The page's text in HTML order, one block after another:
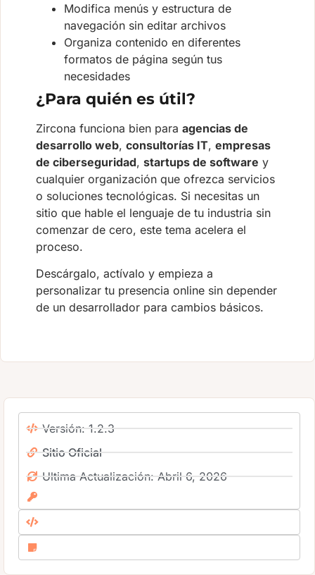
Modifica menús y estructura de
navegación sin editar archivos
Organiza contenido en diferentes
formatos de página según tus
necesidades
¿Para quién es útil?
Zircona funciona bien para agencias de
desarrollo web, consultorías IT, empresas
de ciberseguridad, startups de software y
cualquier organización que ofrezca servicios
o soluciones tecnológicas. Si necesitas un
sitio que hable el lenguaje de tu industria sin
comenzar de cero, este tema acelera el
proceso.
Descárgalo, actívalo y empieza a
personalizar tu presencia online sin depender
de un desarrollador para cambios básicos.
Versión: 1.2.3
Sitio Oficial
Ultima Actualización: Abril 6, 2026